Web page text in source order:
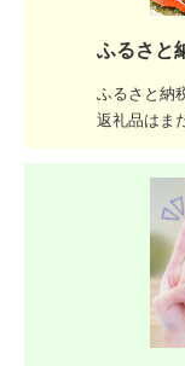
ふるさと
ふるさと納
返礼品はま